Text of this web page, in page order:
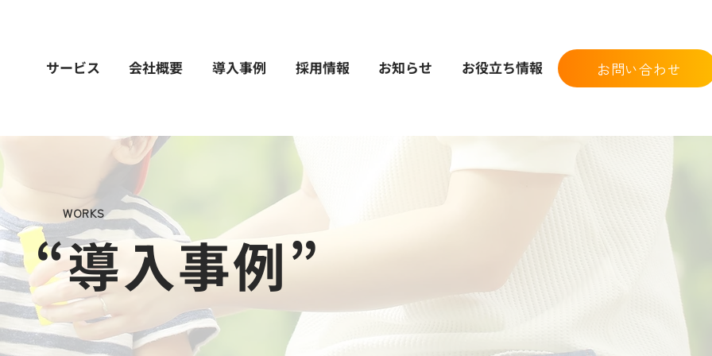
サービス 会社概要 導入事例 採用情報 お知らせ お役立ち情報 お問い合わせ
WORKS
“導入事例”